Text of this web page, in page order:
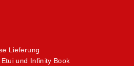
Lieferung
und Infinity Book